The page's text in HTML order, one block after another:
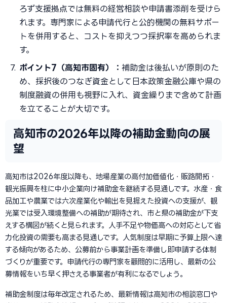
ろず支援拠点では無料の経営相談や申請書添削を受けら
れます。専門家による申請代行と公的機関の無料サポー
トを併用すると、コストを抑えつつ採択率を高められま
す。
ポイント7（高知市固有）： 補助金は後払いが原則のた
め、採択後のつなぎ資金として日本政策金融公庫や県の
制度融資の併用も視野に入れ、資金繰りまで含めて計画
を立てることが大切です。
高知市の2026年以降の補助金動向の展
望
高知市は2026年度以降も、地場産業の高付加価値化・販路開拓・
観光振興を柱に中小企業向け補助金を継続する見通しです。水産・食
品加工や農業では六次産業化や輸出を見据えた投資への支援が、観
光業では受入環境整備への補助が期待され、市と県の補助金が下支
えする構図が続くと見られます。人手不足や物価高への対応として省
力化投資の需要も高まる見通しです。人気制度は早期に予算上限へ達
する傾向があるため、公募前から事業計画を準備し即申請する体制
づくりが重要です。申請代行の専門家を顧問的に活用し、最新の公
募情報をいち早く押さえる事業者が有利になるでしょう。
補助金制度は毎年改定されるため、最新情報は高知市の相談窓口や